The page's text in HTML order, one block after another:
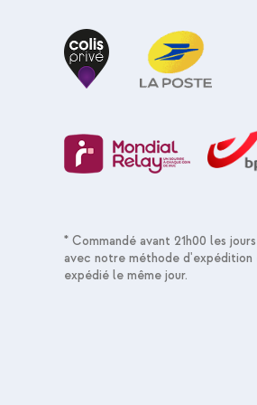
* Commandé avant 21h00 les
avec notre méthode d'expédition
expédié le même jour.